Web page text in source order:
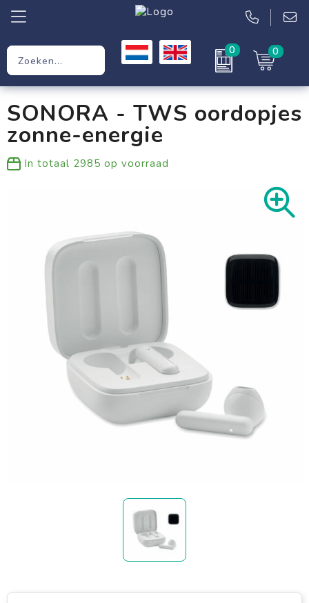
0 0
Werkkleding
Kleding
SONORA - TWS oordopjes
zonne-energie
In totaal 2985 op voorraad